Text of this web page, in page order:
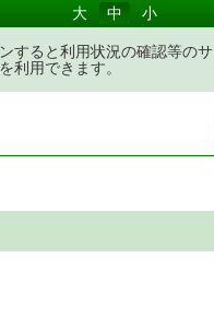
大 中 小
すると利用状況の確認等のサ
利用できます。